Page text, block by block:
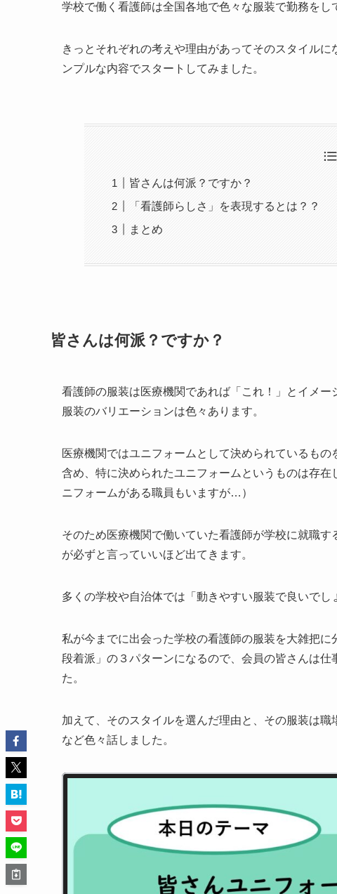
学校で働く看護師は全国各地で色々な服装で勤務をし
きっとそれぞれの考えや理由があってそのスタイル
ンプルな内容でスタートしてみました。
皆さんは何派？ですか？
「看護師らしさ」を表現するとは？？
まとめ
皆さんは何派？ですか？
看護師の服装は医療機関であれば「これ！」とイメ
服装のバリエーションは色々あります。
医療機関ではユニフォームとして決められているも
含め、特に決められたユニフォームというものは存
ニフォームがある職員もいますが…）
そのため医療機関で働いていた看護師が学校に就職
が必ずと言っていいほど出てきます。
多くの学校や自治体では「動きやすい服装で良いでし
私が今までに出会った学校の看護師の服装を大雑把
段着派」の３パターンになるので、会員の皆さんは
た。
加えて、そのスタイルを選んだ理由と、その服装は
など色々話しました。